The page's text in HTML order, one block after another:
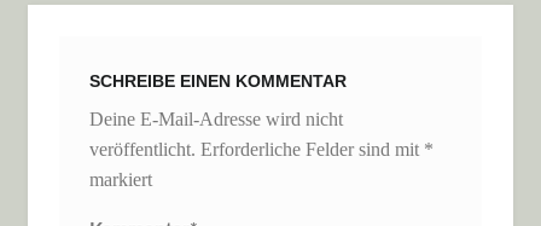
SCHREIBE EINEN KOMMENTAR
Deine E-Mail-Adresse wird nicht
veröffentlicht. Erforderliche Felder sind mit *
markiert